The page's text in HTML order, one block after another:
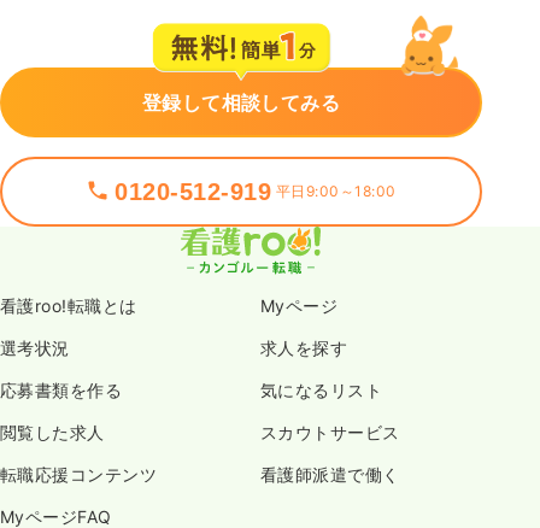
登録して相談してみる
0120-512-919 平日9:00～18:00
看護roo!転職とは Myページ
選考状況 求人を探す
応募書類を作る 気になるリスト
閲覧した求人 スカウトサービス
転職応援コンテンツ 看護師派遣で働く
MyページFAQ